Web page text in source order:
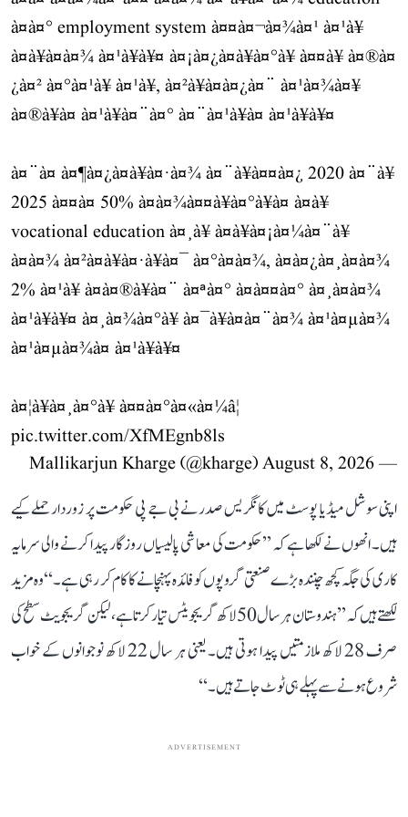
à¤à¤° employment system à¤¤à¤¬à¤¾à¤¹ à¤¹à¥
à¤à¥à¤à¤¾ à¤¹à¥à¥¤ à¤¡à¤¿à¤à¥à¤°à¥ à¤¤à¥ à¤®à¤
¿à¤² à¤°à¤¹à¥ à¤¹à¥, à¤²à¥à¤à¤¿à¤¨ à¤¹à¤¾à¤¥
à¤®à¥à¤ à¤¹à¥à¤¨à¤° à¤¨à¤¹à¥à¤ à¤¹à¥à¥¤
à¤¨à¤ à¤¶à¤¿à¤à¥à¤·à¤¾ à¤¨à¥à¤¤à¤¿ 2020 à¤¨à¥
2025 à¤¤à¤ 50% à¤à¤¾à¤¤à¥à¤°à¥à¤ à¤à¥
vocational education à¤¸à¥ à¤à¥à¤¡à¤¼à¤¨à¥
à¤à¤¾ à¤²à¤à¥à¤·à¥à¤¯ à¤°à¤à¤¾, à¤à¤¿à¤¸à¤à¤¾
2% à¤¹à¥ à¤à¤®à¥à¤¨ à¤ªà¤° à¤à¤¤à¤° à¤¸à¤à¤¾
à¤¹à¥à¥¤ à¤¸à¤¾à¤°à¥ à¤¯à¥à¤à¤¨à¤¾ à¤¹à¤µà¤¾
à¤¹à¤µà¤¾à¤ à¤¹à¥à¥¤
à¤¦à¥à¤¸à¤°à¥ à¤¤à¤°à¤«à¤¼â¦
pic.twitter.com/XfMEgnb8ls
— Mallikarjun Kharge (@kharge)
August 8, 2026
اپنی سوشل میڈیا پوسٹ میں کانگریس صدر نے بی جے پی حکومت پر زوردار حملے کیے
ہیں۔ انھوں نے لکھا ہے کہ ’’حکومت کی معاشی پالیسیاں روزگار پیدا کرنے والی سرمایہ
کاری کی جگہ کچھ چنندہ بڑے صنعتی گروپوں کو فائدہ پہنچانے کا کام کر رہی ہے۔‘‘ وہ مزید
لکھتے ہیں کہ ’’ہندوستان ہر سال 50 لاکھ گریجویٹس تیار کرتا ہے، لیکن گریجویٹ سطح کی
صرف 28 لاکھ ملازمتیں پیدا ہوتی ہیں۔ یعنی ہر سال 22 لاکھ نوجوانوں کے خواب
شروع ہونے سے پہلے ہی ٹوٹ جاتے ہیں۔‘‘
ADVERTISEMENT